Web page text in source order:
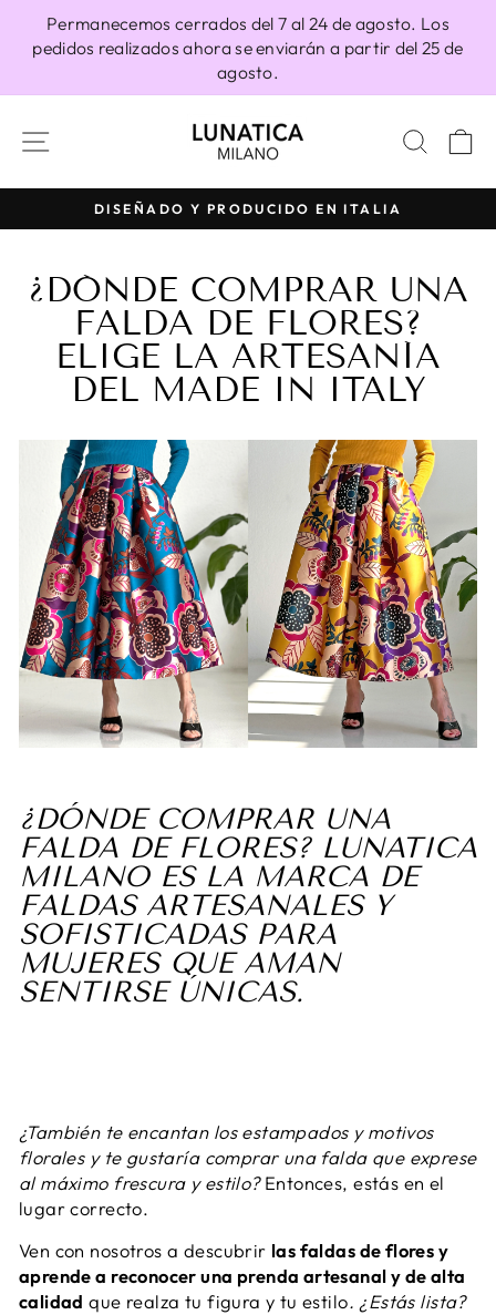
directamente
Permanecemos cerrados del 7 al 24 de agosto. Los
pedidos realizados ahora se enviarán a partir del 25 de
agosto.
NAVEGACIÓN
diapositivas
100% HECHO EN ITALIA
¿DÓNDE COMPRAR UNA
FALDA DE FLORES?
ELIGE LA ARTESANÍA
DEL MADE IN ITALY
¿DÓNDE COMPRAR UNA
FALDA DE FLORES? LUNATICA
MILANO ES LA MARCA DE
FALDAS ARTESANALES Y
SOFISTICADAS PARA
MUJERES QUE AMAN
SENTIRSE ÚNICAS.
¿También te encantan los estampados y motivos
florales y te gustaría comprar una falda que exprese
al máximo frescura y estilo?Entonces, estás en el
lugar correcto.
Ven con nosotros a descubrir las faldas de flores y
aprende a reconocer una prenda artesanal y de alta
calidad que realza tu figura y tu estilo. ¿Estás lista?